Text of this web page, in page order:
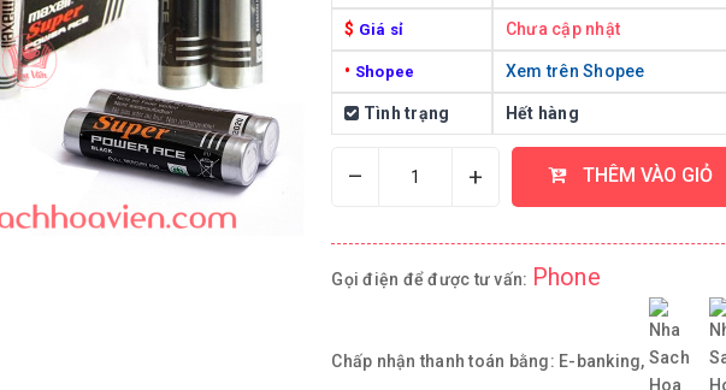
$ Giá sỉ Chưa cập nhật
• Shopee Xem trên Shopee
Tình trạng Hết hàng
– + THÊM VÀO GIỎ
Gọi điện để được tư vấn: Phone
Chấp nhận thanh toán bằng: E-banking,